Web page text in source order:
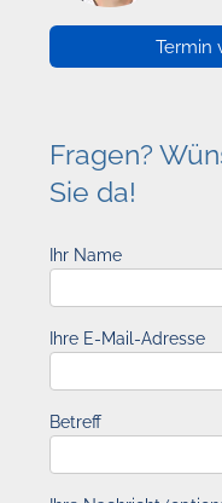
Termin
Fragen?
Sie da!
Ihr Name
Ihre E-Mail-Adresse
Betreff